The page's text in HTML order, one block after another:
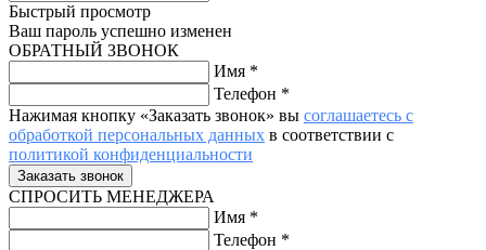
Быстрый просмотр
Ваш пароль успешно изменен
ОБРАТНЫЙ ЗВОНОК
Имя *
Телефон *
Нажимая кнопку «Заказать звонок» вы соглашаетесь с
обработкой персональных данных в соответствии с
политикой конфиденциальности
СПРОСИТЬ МЕНЕДЖЕРА
Имя *
Телефон *